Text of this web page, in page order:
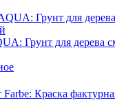
Грунт для дерева